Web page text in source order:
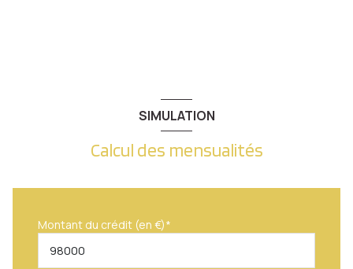
SIMULATION
Calcul des mensualités
Montant du crédit (en €)*